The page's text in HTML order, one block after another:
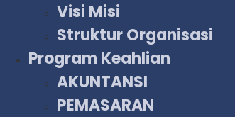
Visi Misi
Struktur Organisasi
Program Keahlian
AKUNTANSI
PEMASARAN